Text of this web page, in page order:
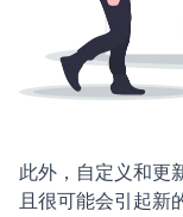
此外，自定义和
且很可能会引起新